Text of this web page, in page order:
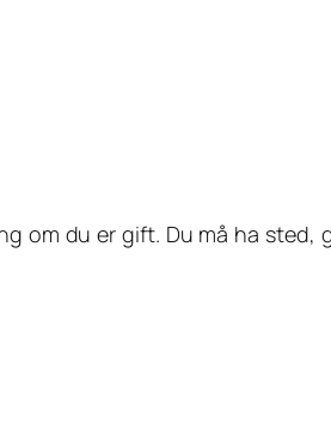
om du er gift. Du må ha sted,